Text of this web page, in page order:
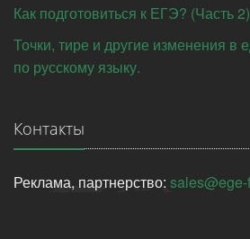
Как подготовиться к ЕГЭ? (Часть 2)
Точки, тире и другие изменения в
по русскому языку.
Контакты
Реклама, партнерство: